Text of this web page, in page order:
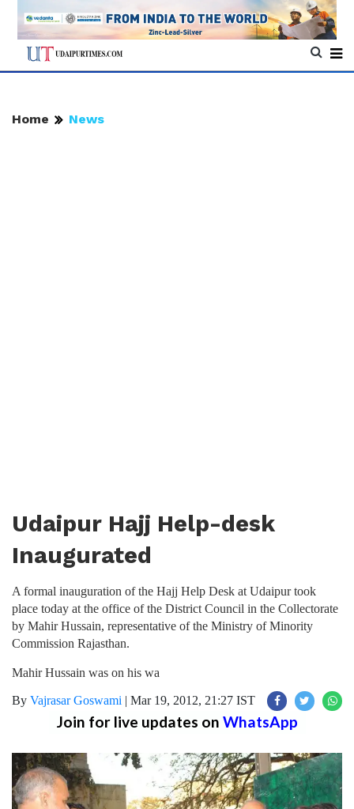
Home News
Udaipur Hajj Help-desk
Inaugurated
A formal inauguration of the Hajj Help Desk at Udaipur took
place today at the office of the District Council in the Collectorate
by Mahir Hussain, representative of the Ministry of Minority
Commission Rajasthan.
Mahir Hussain was on his wa
By Vajrasar Goswami | Mar 19, 2012, 21:27 IST
Join for live updates on WhatsApp